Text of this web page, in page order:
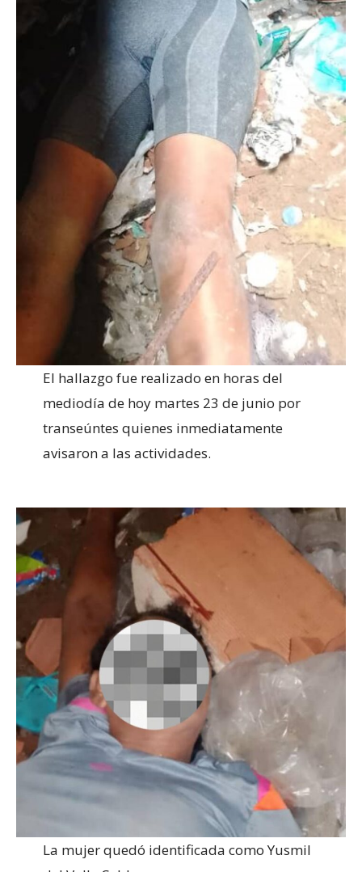
El hallazgo fue realizado en horas del
mediodía de hoy martes 23 de junio por
transeúntes quienes inmediatamente
avisaron a las actividades.
La mujer quedó identificada como Yusmil